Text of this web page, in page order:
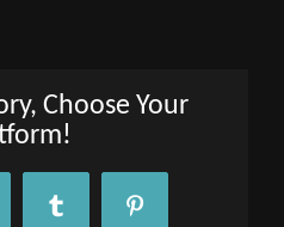
Choose Your
Tumblr Pinterest